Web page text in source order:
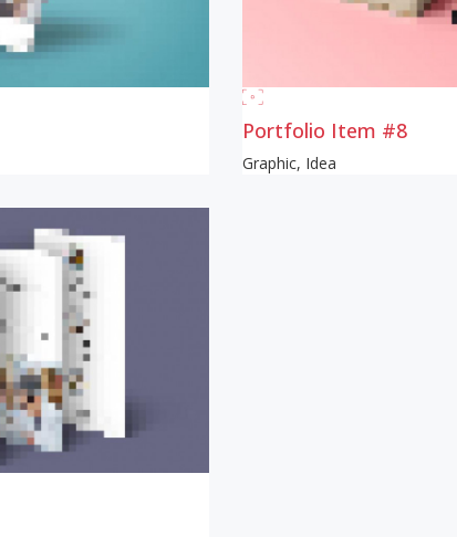
Portfolio Item #8
Graphic, Idea